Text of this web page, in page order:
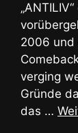
2006 und
verging
Gründe
das …